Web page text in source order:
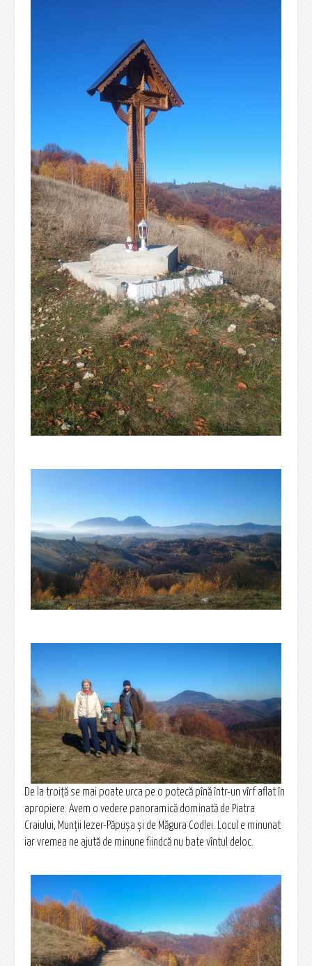
De la troiță se mai poate urca pe o potecă pînă într-un vîrf aflat în
apropiere. Avem o vedere panoramică dominată de Piatra
Craiului, Munții Iezer-Păpușa și de Măgura Codlei. Locul e minunat
iar vremea ne ajută de minune fiindcă nu bate vîntul deloc.